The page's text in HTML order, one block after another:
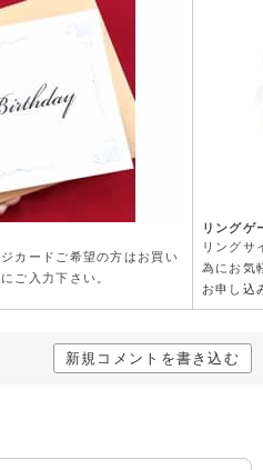
カードご希望の方はお買い
ご入力下さい。
リングゲ
リングサ
為にお気
お申し込
新規コメントを書き込む